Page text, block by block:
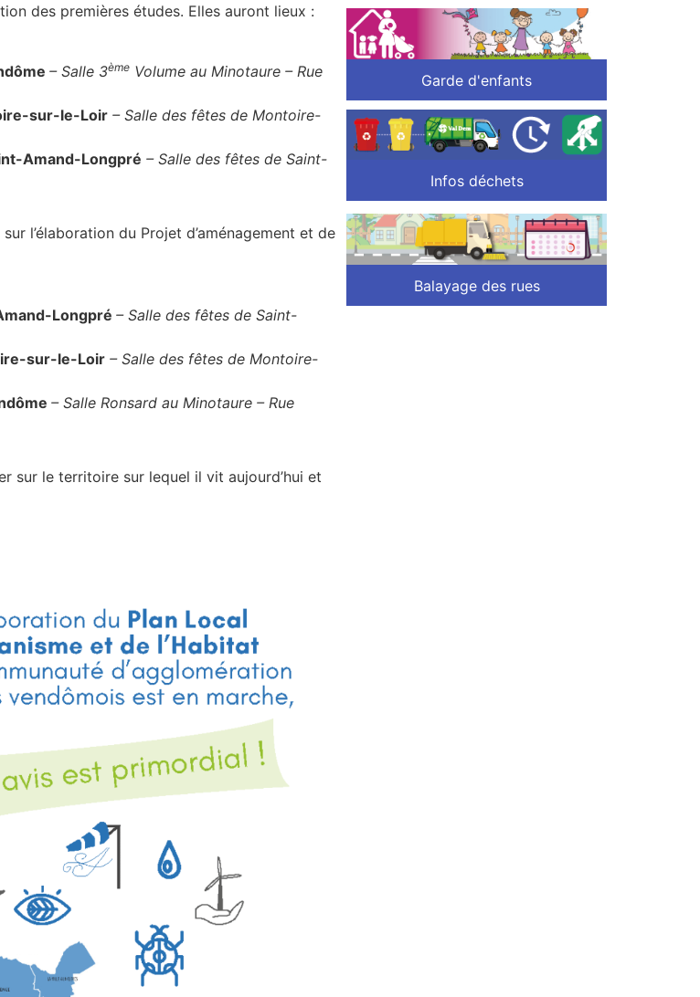
des premières études. Elles auront lieux :
– Salle 3ème Volume au Minotaure – Rue
sur-le-Loir – Salle des fêtes de Montoire-
Amand-Longpré – Salle des fêtes de Saint-
l’élaboration du Projet d’aménagement et de
Longpré – Salle des fêtes de Saint-
sur-le-Loir – Salle des fêtes de Montoire-
– Salle Ronsard au Minotaure – Rue
sur le territoire sur lequel il vit aujourd’hui et
Garde d'enfants
Infos déchets
Balayage des rues